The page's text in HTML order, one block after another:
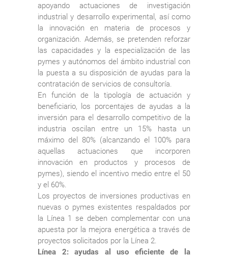
apoyando actuaciones de investigación
industrial y desarrollo experimental, así como
la innovación en materia de procesos y
organización. Además, se pretenden reforzar
las capacidades y la especialización de las
pymes y autónomos del ámbito industrial con
la puesta a su disposición de ayudas para la
contratación de servicios de consultoría.
En función de la tipología de actuación y
beneficiario, los porcentajes de ayudas a la
inversión para el desarrollo competitivo de la
industria oscilan entre un 15% hasta un
máximo del 80% (alcanzando el 100% para
aquellas actuaciones que incorporen
innovación en productos y procesos de
pymes), siendo el incentivo medio entre el 50
y el 60%.
Los proyectos de inversiones productivas en
nuevas o pymes existentes respaldados por
la Línea 1 se deben complementar con una
apuesta por la mejora energética a través de
proyectos solicitados por la Línea 2.
Línea 2: ayudas al uso eficiente de la